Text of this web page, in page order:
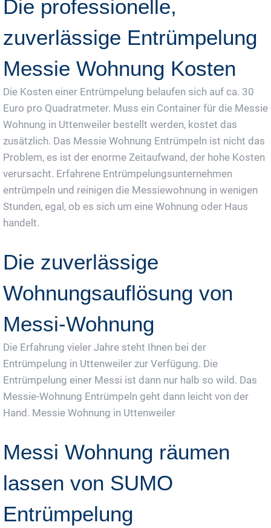
Die professionelle,
zuverlässige Entrümpelung
Messie Wohnung Kosten
Die Kosten einer Entrümpelung belaufen sich auf ca. 30
Euro pro Quadratmeter. Muss ein Container für die Messie
Wohnung in Uttenweiler bestellt werden, kostet das
zusätzlich. Das Messie Wohnung Entrümpeln ist nicht das
Problem, es ist der enorme Zeitaufwand, der hohe Kosten
verursacht. Erfahrene Entrümpelungsunternehmen
entrümpeln und reinigen die Messiewohnung in wenigen
Stunden, egal, ob es sich um eine Wohnung oder Haus
handelt.
Die zuverlässige
Wohnungsauflösung von
Messi-Wohnung
Die Erfahrung vieler Jahre steht Ihnen bei der
Entrümpelung in Uttenweiler zur Verfügung. Die
Entrümpelung einer Messi ist dann nur halb so wild. Das
Messie-Wohnung Entrümpeln geht dann leicht von der
Hand. Messie Wohnung in Uttenweiler
Messi Wohnung räumen
lassen von SUMO
Entrümpelung